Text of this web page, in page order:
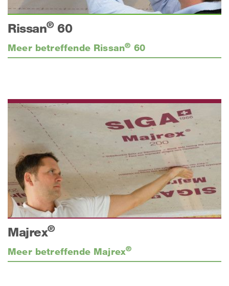
Rissan®60
Meer betreffende Rissan® 60
Majrex®
Meer betreffende Majrex®